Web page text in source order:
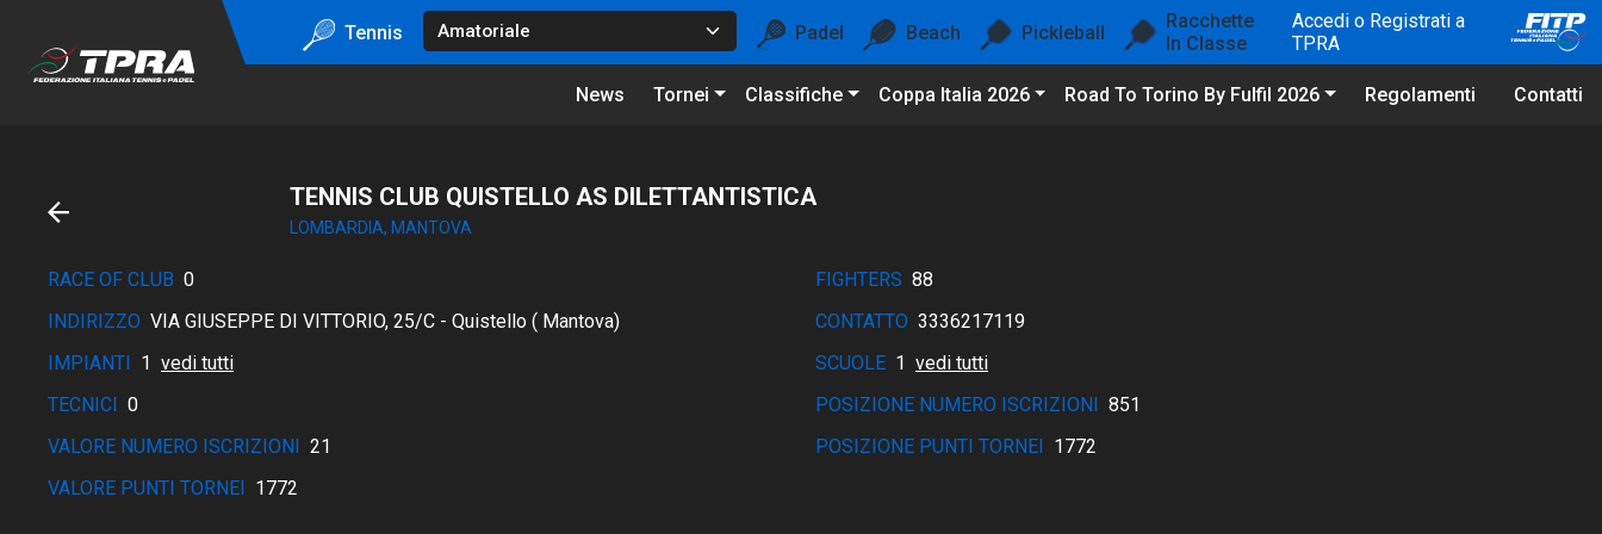
Tennis Padel Beach Pickleball
Racchette
In Classe
Accedi o Registrati a
TPRA
News Tornei Classifiche Coppa Italia 2026 Road To Torino By Fulfil 2026 Regolamenti Contatti
TENNIS CLUB QUISTELLO AS DILETTANTISTICA
LOMBARDIA, MANTOVA
RACE OF CLUB 0 FIGHTERS 88
INDIRIZZO VIA GIUSEPPE DI VITTORIO, 25/C - Quistello ( Mantova) CONTATTO 3336217119
IMPIANTI 1 vedi tutti SCUOLE 1 vedi tutti
TECNICI 0 POSIZIONE NUMERO ISCRIZIONI 851
VALORE NUMERO ISCRIZIONI 21 POSIZIONE PUNTI TORNEI 1772
VALORE PUNTI TORNEI 1772